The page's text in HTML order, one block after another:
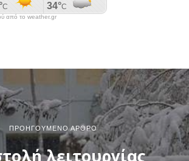
από το weather.gr
ΠΡΟΗΓΟΎΜΕΝΟ ΆΡΘΡΟ
λειτουργίας